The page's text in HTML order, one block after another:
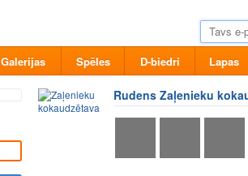
Galerijas Spēles D-biedri Lapas
Rudens Zaļenieku